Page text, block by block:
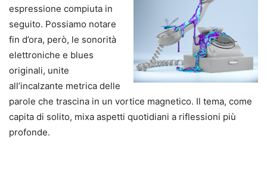
espressione compiuta in
seguito. Possiamo notare
fin d’ora, però, le sonorità
elettroniche e blues
originali, unite
all’incalzante metrica delle
parole che trascina in un vortice magnetico. Il tema, come
capita di solito, mixa aspetti quotidiani a riflessioni più
profonde.